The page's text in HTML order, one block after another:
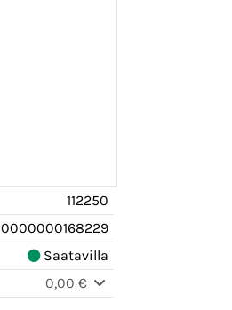
112250
0000000168229
Saatavilla
0,00 €